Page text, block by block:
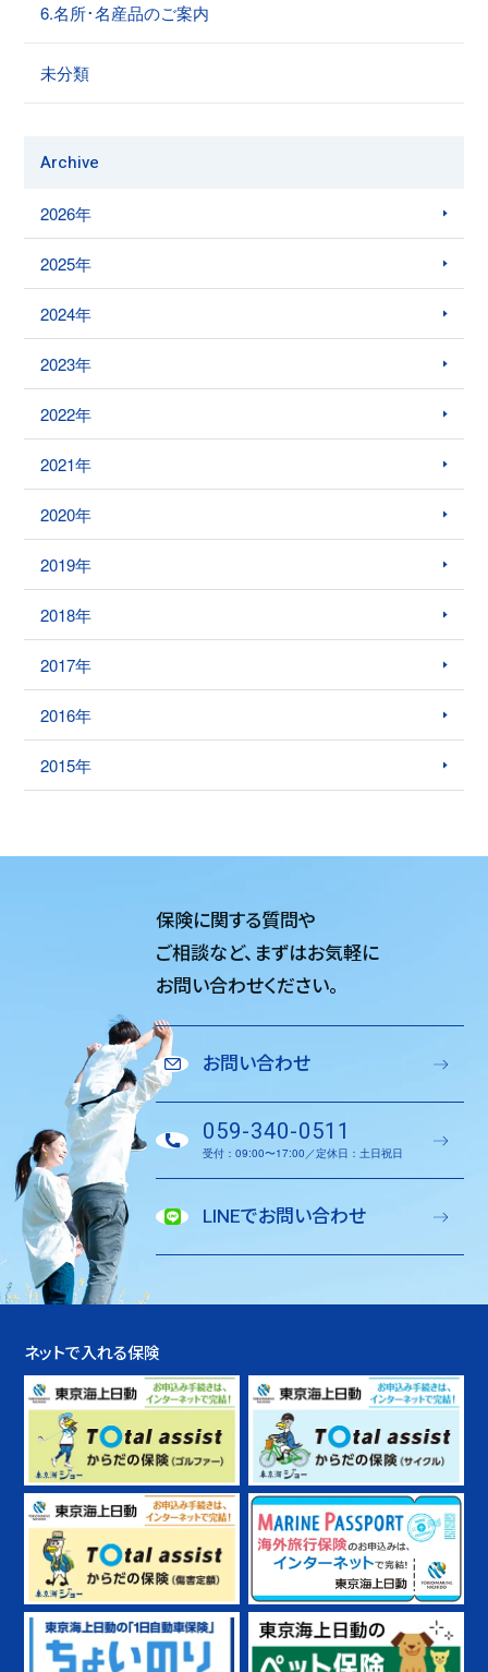
6.名所･名産品のご案内
未分類
Archive
2026年
2025年
2024年
2023年
2022年
2021年
2020年
2019年
2018年
2017年
2016年
2015年
保険に関する質問や
ご相談など、 まずはお気軽に
お問い合わせください。
お問い合わせ
059-340-0511
受付：09:00〜17:00／定休日：土日祝日
LINEでお問い合わせ
ネットで入れる保険